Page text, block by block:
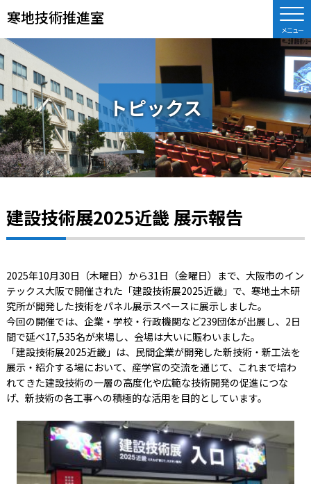
寒地技術推進室
トピックス
建設技術展2025近畿 展示報告
2025年10月30日（木曜日）から31日（金曜日）まで、大阪市のイン
テックス大阪で開催された「建設技術展2025近畿」で、寒地土木研
究所が開発した技術をパネル展示スペースに展示しました。
今回の開催では、企業・学校・行政機関など239団体が出展し、2日
間で延べ17,535名が来場し、会場は大いに賑わいました。
「建設技術展2025近畿」は、民間企業が開発した新技術・新工法を
展示・紹介する場において、産学官の交流を通じて、これまで培わ
れてきた建設技術の一層の高度化や広範な技術開発の促進につな
げ、新技術の各工事への積極的な活用を目的としています。